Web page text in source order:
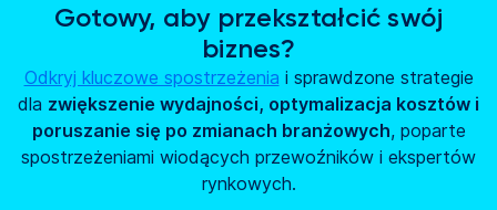
Gotowy, aby przekształcić swój
biznes?
Odkryj kluczowe spostrzeżenia i sprawdzone strategie
dla zwiększenie wydajności, optymalizacja kosztów i
poruszanie się po zmianach branżowych, poparte
spostrzeżeniami wiodących przewoźników i ekspertów
rynkowych.